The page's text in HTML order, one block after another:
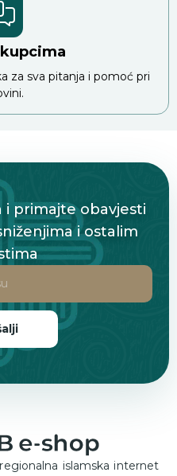
za sva pitanja i pomoć pri
i primajte obavjesti
i ostalim
islamska internet